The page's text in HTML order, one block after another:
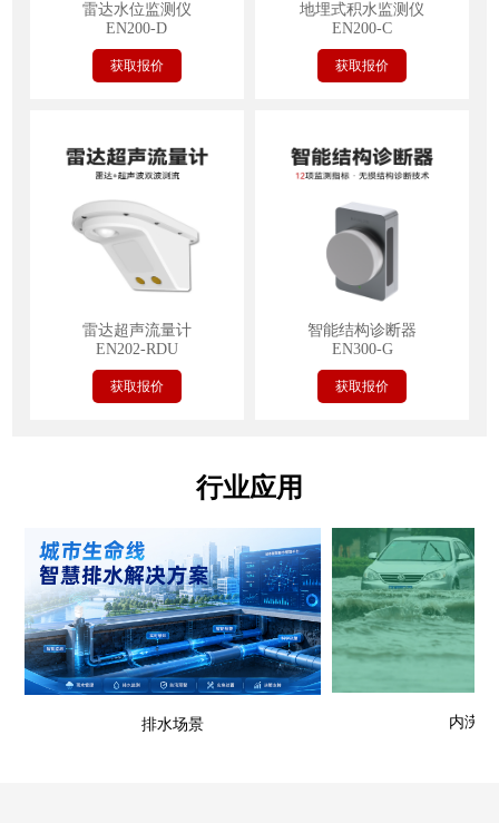
雷达水位监测仪
EN200-D
获取报价
地埋式积水监测仪
EN200-C
获取报价
雷达超声流量计
EN202-RDU
获取报价
智能结构诊断器
EN300-G
获取报价
行业应用
排水场景 内涝场